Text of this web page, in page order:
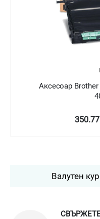
Аксесоар
Валутен